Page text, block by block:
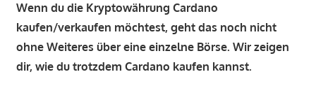
Wenn du die Kryptowährung Cardano
kaufen/verkaufen möchtest, geht das noch nicht
ohne Weiteres über eine einzelne Börse. Wir zeigen
dir, wie du trotzdem Cardano kaufen kannst.